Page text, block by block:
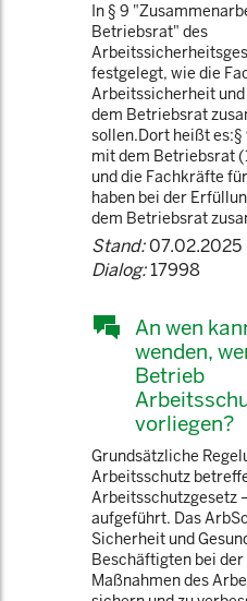
In § 9
Betriebsrat" des
festgelegt, wie die
Arbeitssicherheit
dem Betriebsrat
sollen.Dort heißt
mit dem Betriebsrat
und die Fachkräfte
haben bei der
dem Betriebsrat
Stand:07.02.2025
Dialog:17998
An wen
wenden,
Betrieb
vorliegen?
Grundsätzliche
Arbeitsschutz
Arbeitsschutzgesetz
aufgeführt. Das
Sicherheit und
Beschäftigten bei
Maßnahmen des